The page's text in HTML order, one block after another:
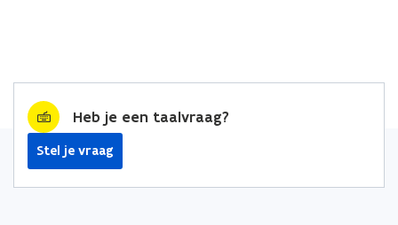
Heb je een taalvraag?
Stel je vraag